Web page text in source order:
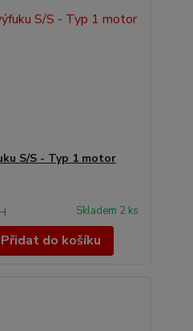
S/S - Typ 1 motor
Skladem 2 ks
Přidat do košíku